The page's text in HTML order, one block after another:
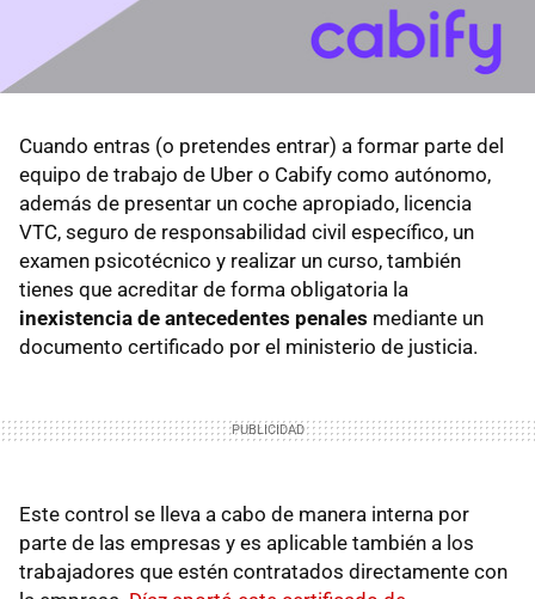
Cuando entras (o pretendes entrar) a formar parte del
equipo de trabajo de Uber o Cabify como autónomo,
además de presentar un coche apropiado, licencia
VTC, seguro de responsabilidad civil específico, un
examen psicotécnico y realizar un curso, también
tienes que acreditar de forma obligatoria la
inexistencia de antecedentes penales mediante un
documento certificado por el ministerio de justicia.
Este control se lleva a cabo de manera interna por
parte de las empresas y es aplicable también a los
trabajadores que estén contratados directamente con